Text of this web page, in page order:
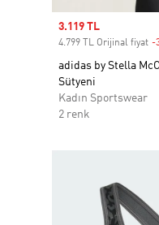
Sale price
3.119 TL
4.799 TL Orijinal fiyat -
adidas by Stella
Sütyeni
Kadın Sportswear
2 renk